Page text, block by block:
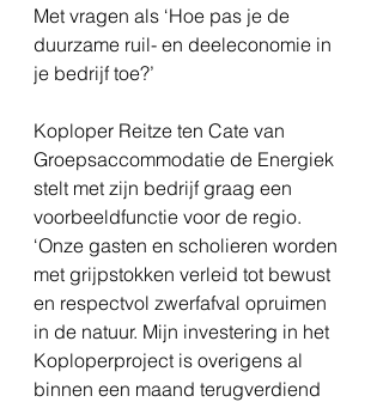
Met vragen als ‘Hoe pas je de
duurzame ruil- en deeleconomie in
je bedrijf toe?’
Koploper Reitze ten Cate van
Groepsaccommodatie de Energiek
stelt met zijn bedrijf graag een
voorbeeldfunctie voor de regio.
‘Onze gasten en scholieren worden
met grijpstokken verleid tot bewust
en respectvol zwerfafval opruimen
in de natuur. Mijn investering in het
Koploperproject is overigens al
binnen een maand terugverdiend